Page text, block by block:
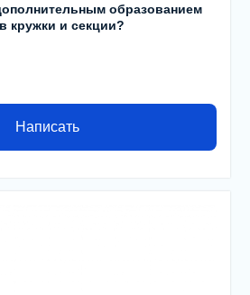
образованием
кружки и секции?
Написать